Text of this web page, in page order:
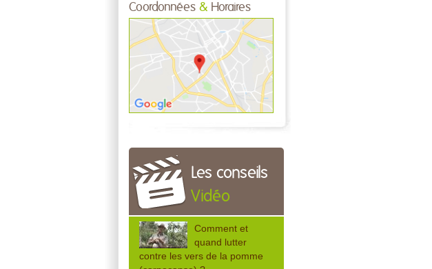
Coordonnées & Horaires
Les conseils
Vidéo
Comment et
quand lutter
contre les vers de la pomme